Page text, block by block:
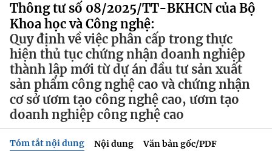
Danh mục
Trang chủ
Giới thiệu
Chức năng nhiệm vụ
Tin tức sự kiện
Thông tư số 08/2025/TT-BKHCN của Bộ
Khoa học và Công nghệ:
Quy định về việc phân cấp trong thực
hiện thủ tục chứng nhận doanh nghiệp
thành lập mới từ dự án đầu tư sản xuất
sản phẩm công nghệ cao và chứng nhận
cơ sở ươm tạo công nghệ cao, ươm tạo
doanh nghiệp công nghệ cao
Tóm tắt nội dung Nội dung Văn bản gốc/PDF